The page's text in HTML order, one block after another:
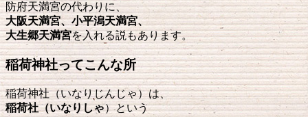
防府天満宮の代わりに、
大阪天満宮、小平潟天満宮、
大生郷天満宮を入れる説もあります。
稲荷神社ってこんな所
稲荷神社（いなりじんじゃ）は、
稲荷社（いなりしゃ）という